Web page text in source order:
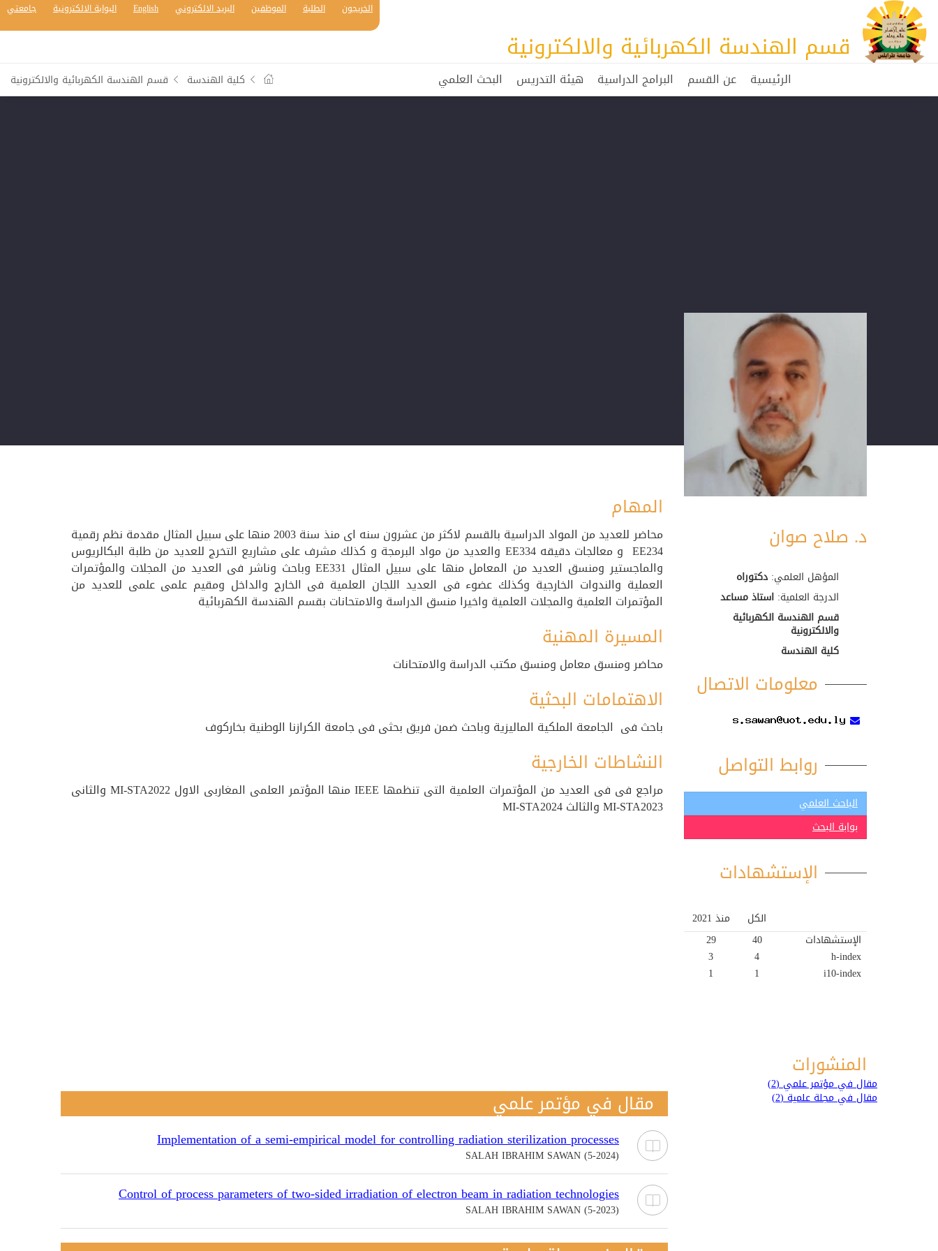
قسم الهندسة الكهربائية والالكترونية
الخريجون الطلبة الموظفين البريد الالكتروني English البوابة الالكترونية جامعتي
الرئيسية عن القسم البرامج الدراسية هيئة التدريس البحث العلمي كلية الهندسة قسم الهندسة الكهربائية والالكترونية
د. صلاح صوان
المؤهل العلمي: دكتوراه
الدرجة العلمية: استاذ مساعد
قسم الهندسة الكهربائية
والالكترونية
كلية الهندسة
معلومات الاتصال
روابط التواصل
الباحث العلمي
بوابة البحث
الإستشهادات
الكل
منذ 2021
الإستشهادات
40
29
h-index
4
3
i10-index
1
1
المهام
محاضر للعديد من المواد الدراسية بالقسم لاكثر من عشرون سنه اى منذ سنة 2003 منها على سبيل المثال مقدمة نظم رقمية
EE234 و معالجات دقيقه EE334 والعديد من مواد البرمجة و كذلك مشرف على مشاريع التخرج للعديد من طلبة البكالريوس
والماجستير ومنسق العديد من المعامل منها على سبيل المثال EE331 وباحث وناشر فى العديد من المجلات والمؤتمرات
العملية والندوات الخارجية وكذلك عضوء فى العديد اللجان العلمية فى الخارج والداخل ومقيم علمى علمى للعديد من
المؤتمرات العلمية والمجلات العلمية واخيرا منسق الدراسة والامتحانات بقسم الهندسة الكهربائية
المسيرة المهنية
محاضر ومنسق معامل ومنسق مكتب الدراسة والامتحانات
الاهتمامات البحثية
باحث فى الجامعة الملكية الماليزية وباحث ضمن فريق بحثى فى جامعة الكرازنا الوطنية بخاركوف
النشاطات الخارجية
مراجع فى فى العديد من المؤتمرات العلمية التى تنظمها IEEE منها المؤتمر العلمى المغاربى الاول MI-STA2022 والثانى
MI-STA2023 والثالث MI-STA2024
المنشورات
مقال في مؤتمر علمي (2)
مقال في مجلة علمية (2) مقال في مؤتمر علمي
Implementation of a semi-empirical model for controlling radiation sterilization processes
SALAH IBRAHIM SAWAN (5-2024)
Control of process parameters of two-sided irradiation of electron beam in radiation technologies
SALAH IBRAHIM SAWAN (5-2023)